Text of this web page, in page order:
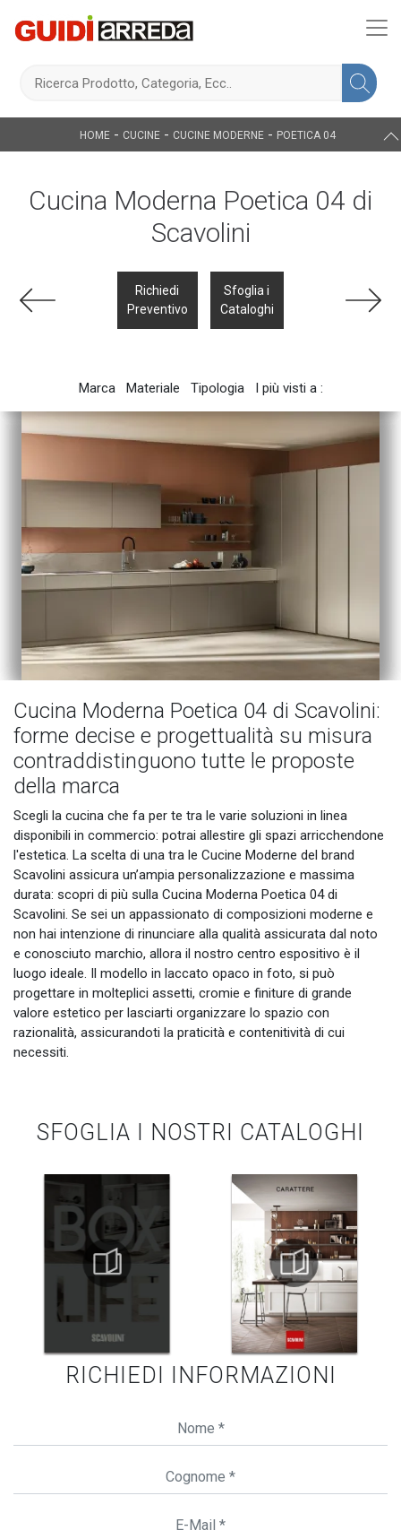
HOME- CUCINE- CUCINE MODERNE - POETICA 04
Cucina Moderna Poetica 04 di
Scavolini
Richiedi
Preventivo
Sfoglia i
Cataloghi
Marca Materiale Tipologia I più visti a :
Cucina Moderna Poetica 04 di Scavolini:
forme decise e progettualità su misura
contraddistinguono tutte le proposte
della marca
Scegli la cucina che fa per te tra le varie soluzioni in linea
disponibili in commercio: potrai allestire gli spazi arricchendone
l'estetica. La scelta di una tra le Cucine Moderne del brand
Scavolini assicura un’ampia personalizzazione e massima
durata: scopri di più sulla Cucina Moderna Poetica 04 di
Scavolini. Se sei un appassionato di composizioni moderne e
non hai intenzione di rinunciare alla qualità assicurata dal noto
e conosciuto marchio, allora il nostro centro espositivo è il
luogo ideale. Il modello in laccato opaco in foto, si può
progettare in molteplici assetti, cromie e finiture di grande
valore estetico per lasciarti organizzare lo spazio con
razionalità, assicurandoti la praticità e contenitività di cui
necessiti.
SFOGLIA I NOSTRI CATALOGHI
RICHIEDI INFORMAZIONI